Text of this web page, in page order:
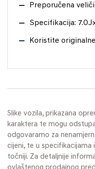
Preporučena
Specifikacija:
Koristite
Slike vozila, prikazana
karaktera te mogu
odgovaramo za
cijeni, te u
točniji. Za detaljnije